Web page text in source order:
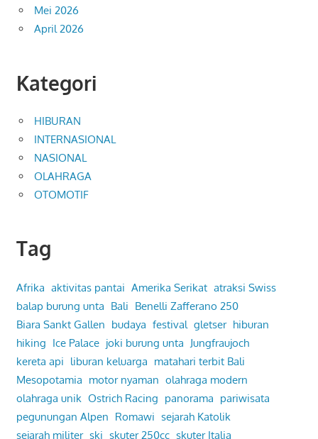
Mei 2026
April 2026
Kategori
HIBURAN
INTERNASIONAL
NASIONAL
OLAHRAGA
OTOMOTIF
Tag
Afrika aktivitas pantai Amerika Serikat atraksi Swiss
balap burung unta Bali Benelli Zafferano 250
Biara Sankt Gallen budaya festival gletser hiburan
hiking Ice Palace joki burung unta Jungfraujoch
kereta api liburan keluarga matahari terbit Bali
Mesopotamia motor nyaman olahraga modern
olahraga unik Ostrich Racing panorama pariwisata
pegunungan Alpen Romawi sejarah Katolik
sejarah militer ski skuter 250cc skuter Italia